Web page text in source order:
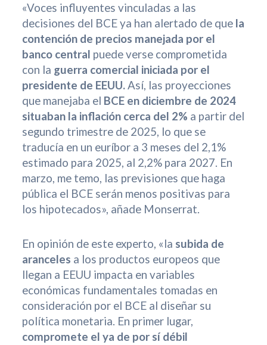
«Voces influyentes vinculadas a las
decisiones del BCE ya han alertado de que la
contención de precios manejada por el
banco central puede verse comprometida
con la guerra comercial iniciada por el
presidente de EEUU.Así, las proyecciones
que manejaba el BCE en diciembre de 2024
situaban la inflación cerca del 2% a partir del
segundo trimestre de 2025, lo que se
traducía en un euríbor a 3 meses del 2,1%
estimado para 2025, al 2,2% para 2027. En
marzo, me temo, las previsiones que haga
pública el BCE serán menos positivas para
los hipotecados», añade Monserrat.
En opinión de este experto, «la subida de
aranceles a los productos europeos que
llegan a EEUU impacta en variables
económicas fundamentales tomadas en
consideración por el BCE al diseñar su
política monetaria. En primer lugar,
compromete el ya de por sí débil